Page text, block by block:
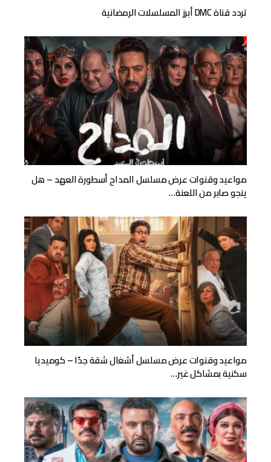
تردد قناة DMC أبرز المسلسلات الرمضانية
مواعيد وقنوات عرض مسلسل المداح أسطورة العهد – هل
ينجو صابر من اللعنة…
مواعيد وقنوات عرض مسلسل أشغال شقة جدًا – كوميديا
سكنية بمشاكل غير…